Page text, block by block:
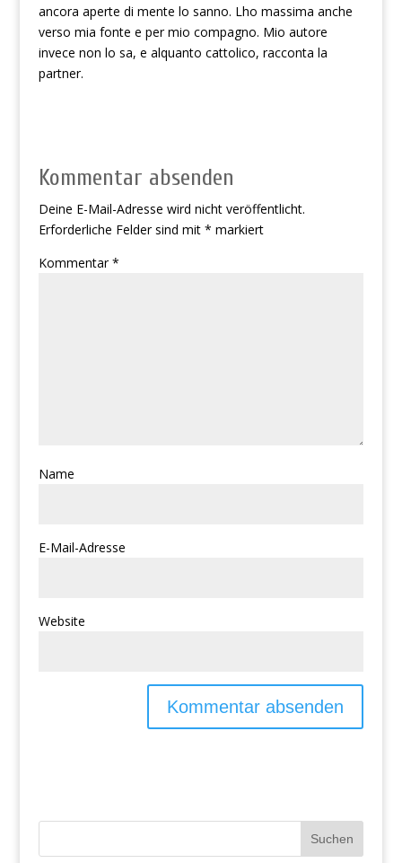
ancora aperte di mente lo sanno. Lho massima anche
verso mia fonte e per mio compagno. Mio autore
invece non lo sa, e alquanto cattolico, racconta la
partner.
Kommentar absenden
Deine E-Mail-Adresse wird nicht veröffentlicht.
Erforderliche Felder sind mit * markiert
Kommentar*
Name
E-Mail-Adresse
Website